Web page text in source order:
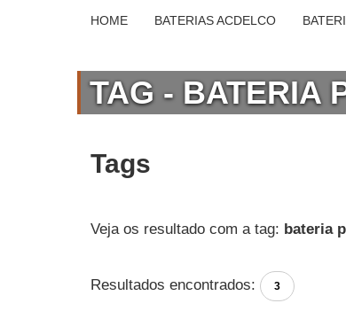
HOME BATERIAS ACDELCO
TAG - BATERIA
Tags
Veja os resultado com a tag: bateria
Resultados encontrados: 3